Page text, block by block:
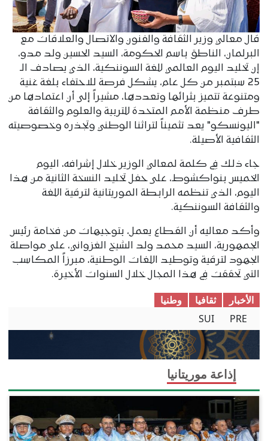
قال معالي وزير الثقافة والفنون والاتصال والعلاقات مع
البرلمان، الناطق باسم الحكومة، السيد الحسين ولد مدو،
إن تخليد اليوم العالمي للغة السوننكية، الذي يصادف الـ
25 سبتمبر من كل عام، يشكل فرصة للاحتفاء بلغة غنية
ومتنوعة تتميز بثرائها وتعددها، مشيراً إلى أن اعتمادها من
طرف منظمة الأمم المتحدة للتربية والعلوم والثقافة
"اليونسكو" يعد تثميناً لتراثنا الوطني وتجذره وخصوصيته
الثقافية الأصيلة.
جاء ذلك في كلمة لمعالي الوزير خلال إشرافه، اليوم
الخميس بنواكشوط، على حفل تخليد النسخة الثانية من هذا
اليوم، الذي تنظمه الرابطة الموريتانية لترقية اللغة
والثقافة السوننكية.
وأكد معاليه أن القطاع يعمل، بتوجيهات من فخامة رئيس
الجمهورية، السيد محمد ولد الشيخ الغزواني، على مواصلة
الجهود لترقية وتوطيد اللغات الوطنية، مبرزاً المكاسب
التي تحققت في هذا المجال خلال السنوات الأخيرة.
الأخبار ثقافیا
وطنیا
PRE
SUI
إذاعة موريتانيا